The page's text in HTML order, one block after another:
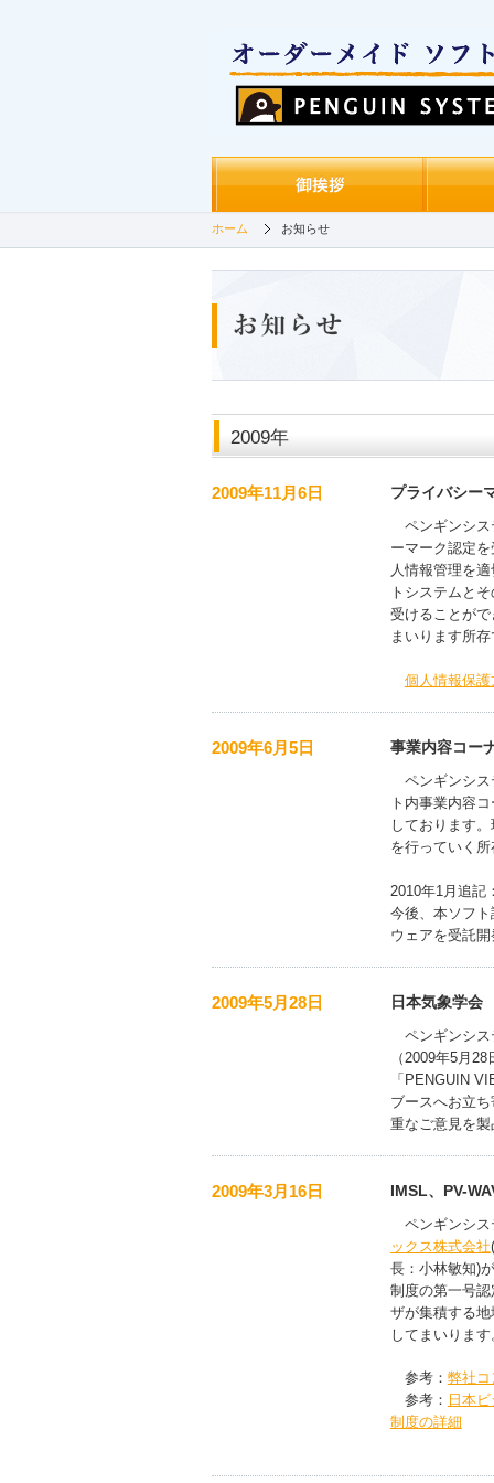
ホーム お知らせ
2009年
2009年11月6日 プライバシー
ペンギンシス
ーマーク認定
人情報管理を
トシステムと
受けることが
まいります所存
個人情報保護
2009年6月5日 事業内容コー
ペンギンシス
ト内事業内容
しております
を行っていく所
2010年1月追記
今後、本ソフ
ウェアを受託開
2009年5月28日 日本気象学会
ペンギンシス
（2009年5月
「PENGUIN
ブースへお立
重なご意見を製
2009年3月16日 IMSL、PV-
ペンギンシス
ックス株式会社
長：小林敏知)
制度の第一号
ザが集積する
してまいります
参考： 弊社コ
参考： 日本
制度の詳細